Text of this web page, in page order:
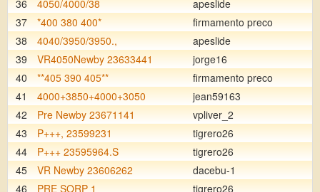
36
4050/4000/38
apeslide
37
*400 380 400*
firmamento preco
38
4040/3950/3950.,
apeslide
39
VR4050Newby 23633441
jorge16
40
**405 390 405**
firmamento preco
41
4000+3850+4000+3050
jean59163
42
Pre Newby 23671141
vpliver_2
43
P+++, 23599231
tigrero26
44
P+++ 23595964.S
tigrero26
45
VR Newby 23606262
dacebu-1
46
PRE SORP 1
tigrero26